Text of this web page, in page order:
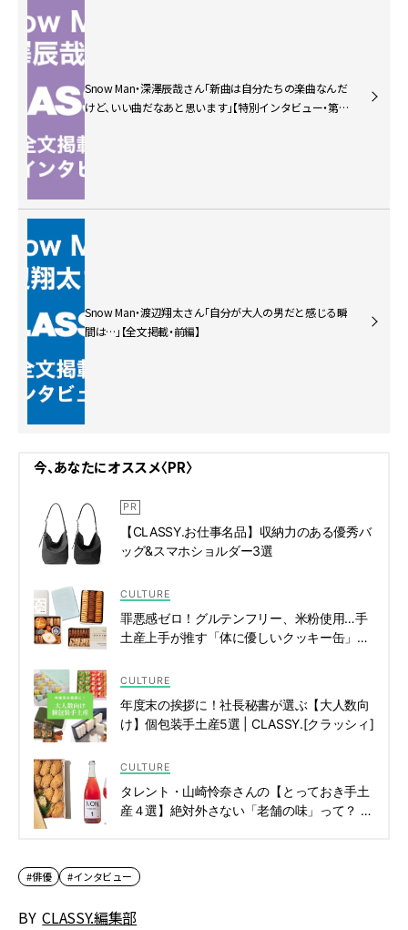
Snow Man・深澤辰哉さん「新曲は自分たちの楽曲なんだ
けど、いい曲だなあと思います」【特別インタビュー・第4
Snow Man・渡辺翔太さん「自分が大人の男だと感じる瞬
間は…」【全文掲載・前編】
今、あなたにオススメ〈PR〉
【CLASSY.お仕事名品】収納力のある優秀バ
ッグ&スマホショルダー3選
CULTURE
罪悪感ゼロ！グルテンフリー、米粉使用…手
土産上手が推す「体に優しいクッキー缶」3
CULTURE
年度末の挨拶に！社長秘書が選ぶ【大人数向
け】個包装手土産5選 | CLASSY.[クラッシィ]
CULTURE
タレント・山崎怜奈さんの【とっておき手土
産４選】絶対外さない「老舗の味」って？ |
#俳優 #インタビュー
BY CLASSY.編集部